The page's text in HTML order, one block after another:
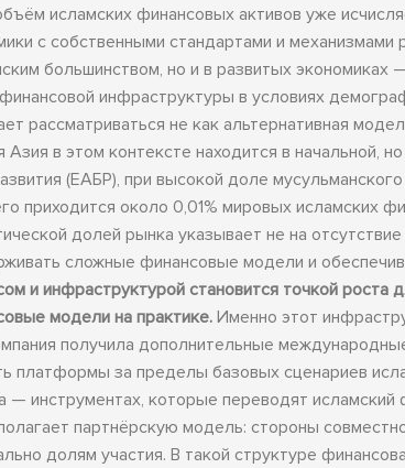
исламских финансовых активов уже
с собственными стандартами и механизмами
большинством, но и в развитых экономиках
инфраструктуры в условиях
рассматриваться не как альтернативная
в этом контексте находится в начальной,
(ЕАБР), при высокой доле
приходится около 0,01% мировых исламских
долей рынка указывает не на
сложные финансовые модели и
и инфраструктурой становится точкой роста
модели на практике. Именно этот
получила дополнительные
платформы за пределы базовых сценариев
инструментах, которые переводят исламский
партнёрскую модель: стороны
долям участия. В такой структуре